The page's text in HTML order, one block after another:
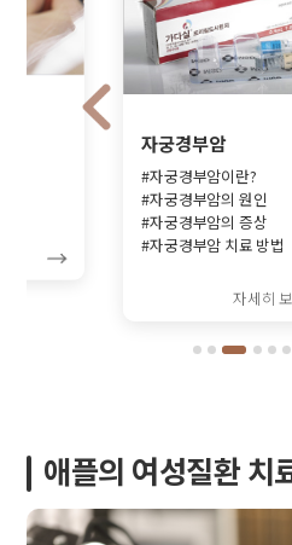
자궁경부암
#자궁경부암이란?
#자궁경부암의 원인
#자궁경부암의 증상
#자궁경부암 치료 방법
자세히
애플의 여성질환 치